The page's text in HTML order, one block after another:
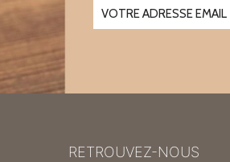
RETROUVEZ-NOUS